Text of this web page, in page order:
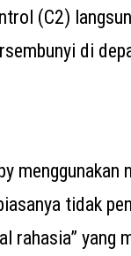
(C2)
di
menggunakan
tidak
rahasia” yang